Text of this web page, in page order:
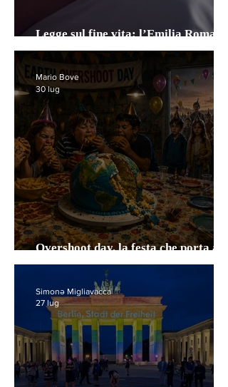
Legge sul fine vita: l’Emilia Romagna
segue Toscana e Sardegna
Overshoot day, la festa che porta al
disastro
Mario Bove
30 lug
Simonə Migliavacca
27 lug